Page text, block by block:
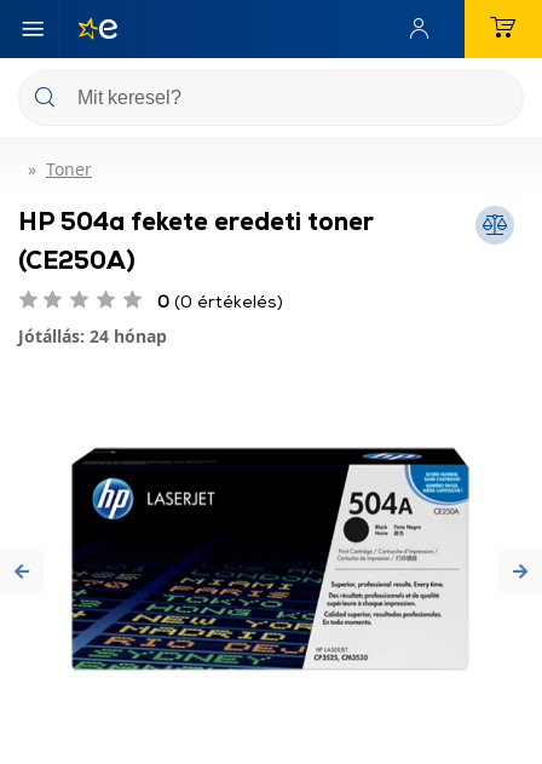
Toner
HP 504a fekete eredeti toner
(CE250A)
0 (0 értékelés)
Jótállás: 24 hónap
Previous